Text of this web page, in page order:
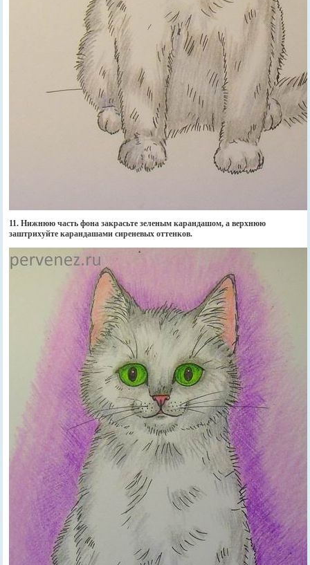
11. Нижнюю часть фона закрасьте зеленым карандашом, а верхнюю
заштрихуйте карандашами сиреневых оттенков.